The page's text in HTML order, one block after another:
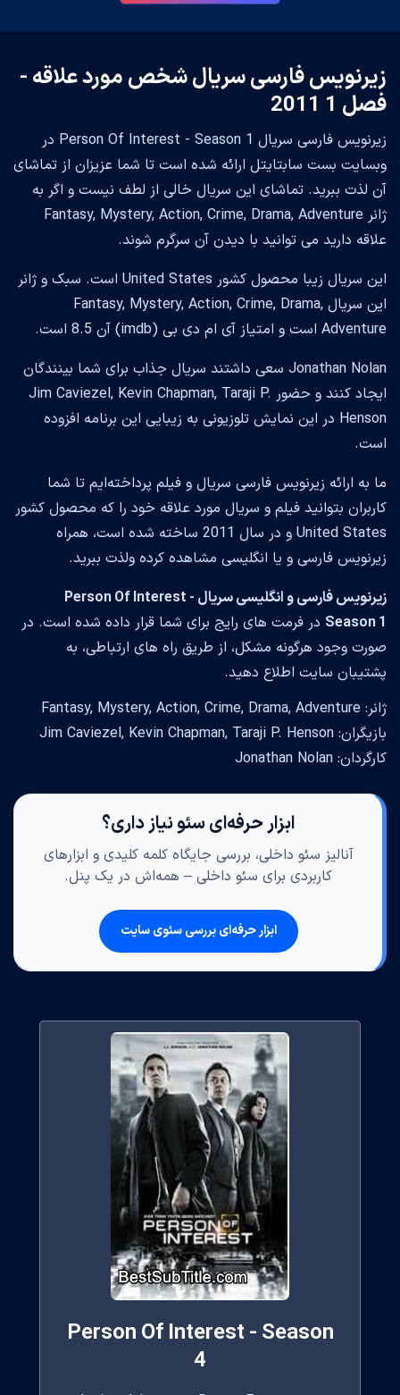
زیرنویس فارسی سریال شخص مورد علاقه -
فصل 1 2011
زیرنویس فارسی سریال Person Of Interest - Season 1 در
وبسایت بست سابتایتل ارائه شده است تا شما عزیزان از تماشای
آن لذت ببرید. تماشای این سریال خالی از لطف نیست و اگر به
ژانر Fantasy, Mystery, Action, Crime, Drama, Adventure
علاقه دارید می توانید با دیدن آن سرگرم شوند.
این سریال زیبا محصول کشور United States است. سبک و ژانر
این سریال Fantasy, Mystery, Action, Crime, Drama,
Adventure است و امتیاز آی ام دی بی (imdb) آن 8.5 است.
Jonathan Nolan سعی داشتند سریال جذاب برای شما بینندگان
ایجاد کنند و حضور Jim Caviezel, Kevin Chapman, Taraji P.
Henson در این نمایش تلوزیونی به زیبایی این برنامه افزوده
است.
ما به ارائه زیرنویس فارسی سریال و فیلم پرداخته‌ایم تا شما
کاربران بتوانید فیلم و سریال مورد علاقه خود را که محصول کشور
United States و در سال 2011 ساخته شده است، همراه
زیرنویس فارسی و یا انگلیسی مشاهده کرده ولذت ببرید.
زیرنویس فارسی و انگلیسی سریال Person Of Interest -
Season 1 در فرمت های رایج برای شما قرار داده شده است. در
صورت وجود هرگونه مشکل، از طریق راه های ارتباطی، به
پشتیبان سایت اطلاع دهید.
ژانر: Fantasy, Mystery, Action, Crime, Drama, Adventure
بازیگران: Jim Caviezel, Kevin Chapman, Taraji P. Henson
کارگردان: Jonathan Nolan
ابزار حرفه‌ای سئو نیاز داری؟
آنالیز سئو داخلی، بررسی جایگاه کلمه کلیدی و ابزارهای
کاربردی برای سئو داخلی – همه‌اش در یک پنل.
ابزار حرفه‌ای بررسی سئوی سایت
Person Of Interest - Season
4